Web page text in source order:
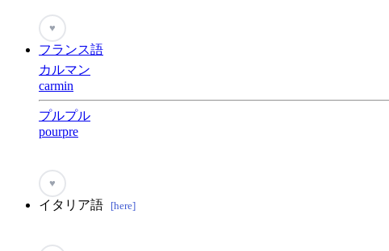
♥
フランス語
カルマン
carmin
プルプル
pourpre
♥
イタリア語 [here]